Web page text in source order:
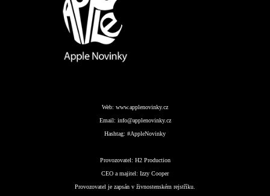
Web: www.applenovinky.cz
Email: info@applenovinky.cz
Hashtag: #AppleNovinky
Provozovatel: H2 Production
CEO a majitel: Izzy Cooper
Provozovatel je zapsán v živnostenském rejstříku.